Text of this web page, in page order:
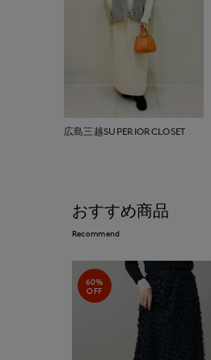
広島三越SUPERIORCLOSET
おすすめ商品
Recommend
60%
OFF